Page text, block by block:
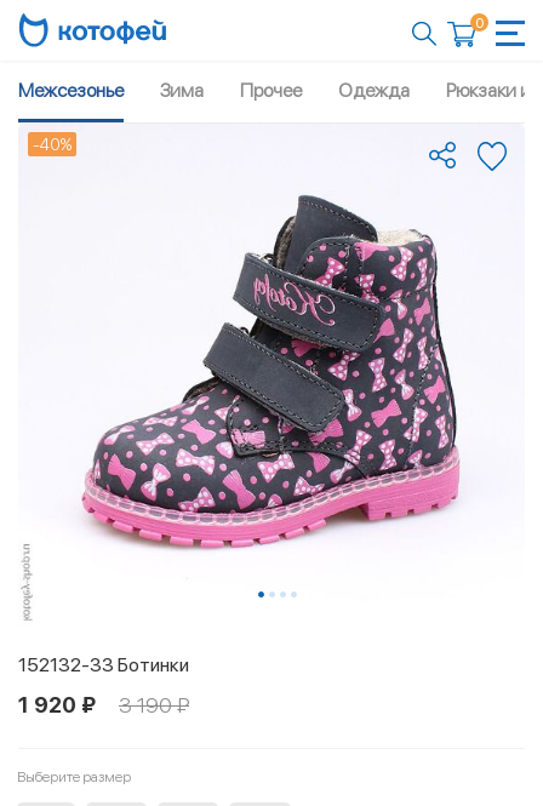
0
Межсезонье Зима Прочее Одежда Рюкзаки и
-40%
152132-33 Ботинки
1 920 ₽ 3 190 ₽
Выберите размер